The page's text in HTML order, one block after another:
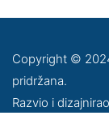
Copyright ©
pridržana.
Razvio i